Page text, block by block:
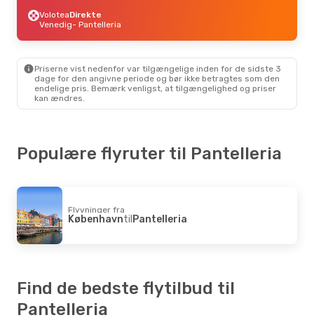
Lufthansa2 Mellemlandinger
København- Pantelleria
2 Mellemlandinger
Fre. 4. Sep.- Fre. 11. Sep.
Pantelleria
- København
København- Pantelleria
ITA Airways2 Mellemlandinger
Pantelleria
VoloteaDirekte
Venedig- Pantelleria
Priserne vist nedenfor var tilgængelige inden for de sidste 3
dage for den angivne periode og bør ikke betragtes som den
endelige pris. Bemærk venligst, at tilgængelighed og priser
kan ændres.
Populære flyruter til Pantelleria
Flyvninger fra
KøbenhavntilPantelleria
Find de bedste flytilbud til
Pantelleria